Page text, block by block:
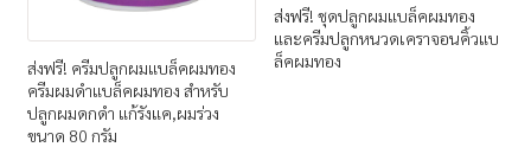
ส่งฟรี! ครีมปลูกผมแบล็คผมทอง
ครีมผมดำแบล็คผมทอง สำหรับ
ปลูกผมดกดำ แก้รังแค,ผมร่วง
ขนาด 80 กรัม
ส่งฟรี! ชุดปลูกผมแบล็คผมทอง
และครีมปลูกหนวดเคราจอนคิ้วแบ
ล็คผมทอง